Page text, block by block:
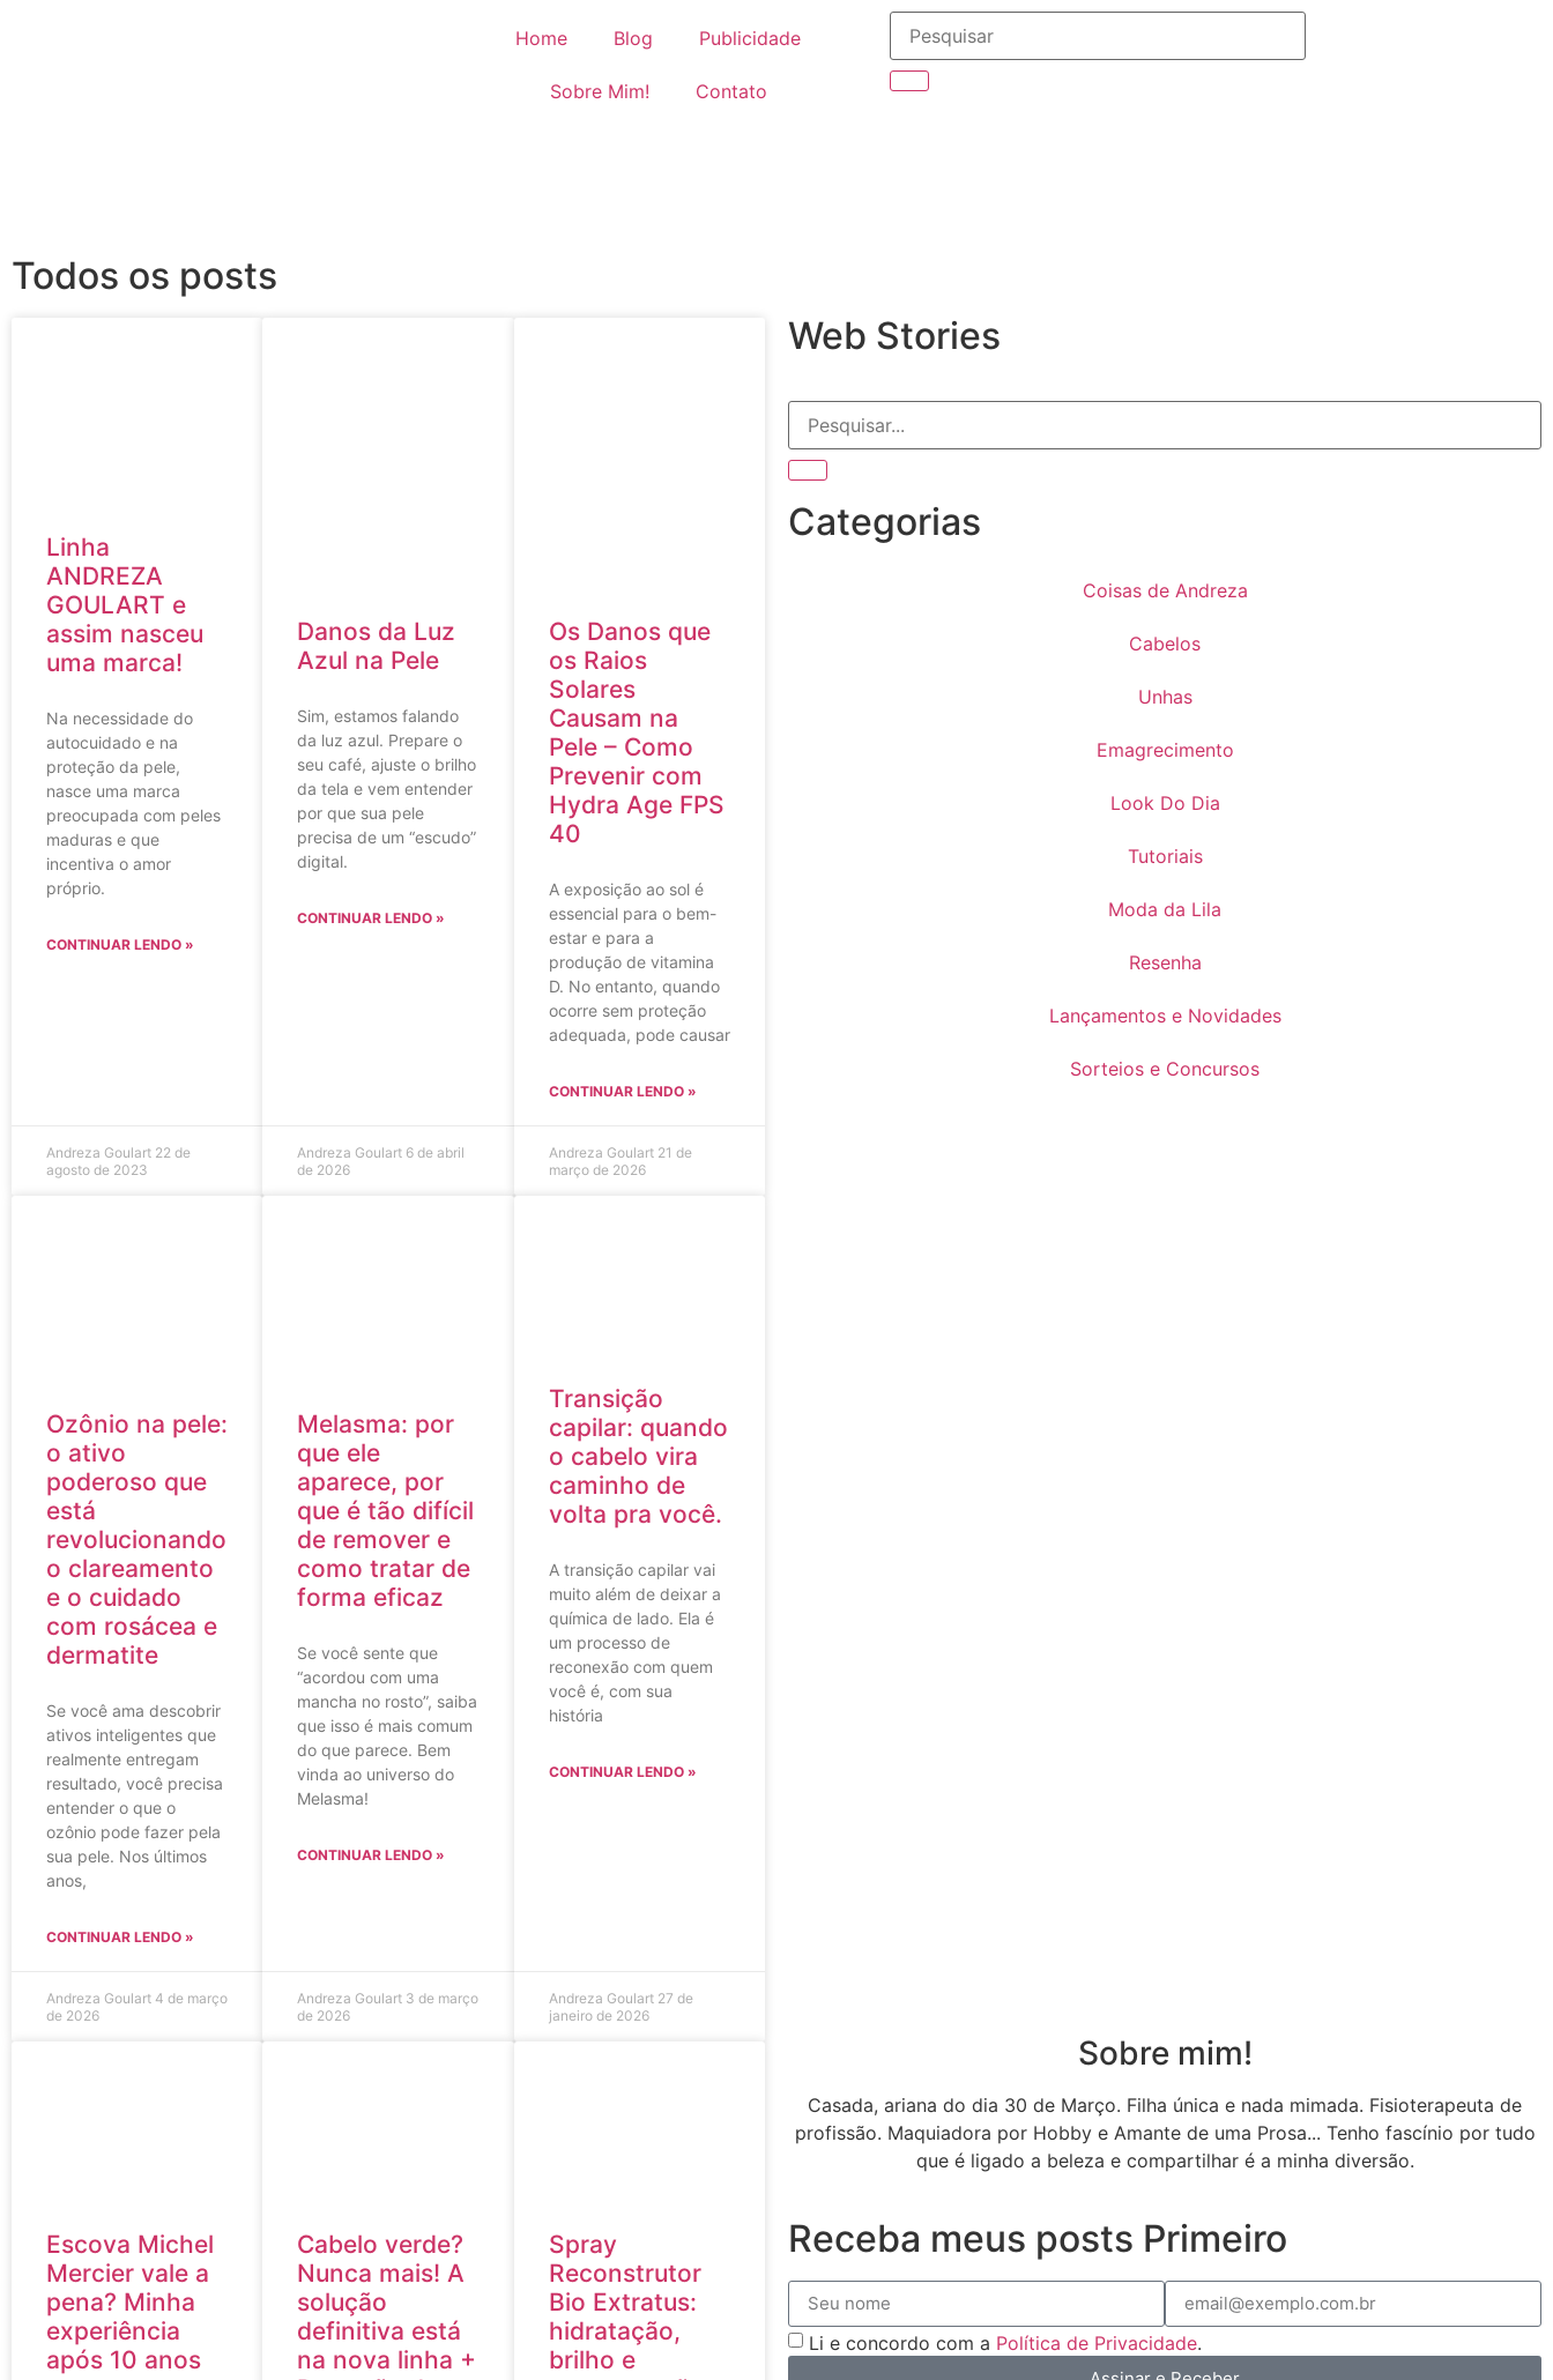
Home Blog Publicidade
Sobre Mim! Contato
Todos os posts
Linha
ANDREZA
GOULART e
assim nasceu
uma marca!
Na necessidade do
autocuidado e na
proteção da pele,
nasce uma marca
preocupada com peles
maduras e que
incentiva o amor
próprio.
CONTINUAR LENDO »
Andreza Goulart 22 de
agosto de 2023
Danos da Luz
Azul na Pele
Sim, estamos falando
da luz azul. Prepare o
seu café, ajuste o brilho
da tela e vem entender
por que sua pele
precisa de um “escudo”
digital.
CONTINUAR LENDO »
Andreza Goulart 6 de abril
de 2026
Os Danos que
os Raios
Solares
Causam na
Pele – Como
Prevenir com
Hydra Age FPS
40
A exposição ao sol é
essencial para o bem-
estar e para a
produção de vitamina
D. No entanto, quando
ocorre sem proteção
adequada, pode causar
CONTINUAR LENDO »
Andreza Goulart 21 de
março de 2026
Ozônio na pele:
o ativo
poderoso que
está
revolucionando
o clareamento
e o cuidado
com rosácea e
dermatite
Se você ama descobrir
ativos inteligentes que
realmente entregam
resultado, você precisa
entender o que o
ozônio pode fazer pela
sua pele. Nos últimos
anos,
CONTINUAR LENDO »
Andreza Goulart 4 de março
de 2026
Melasma: por
que ele
aparece, por
que é tão difícil
de remover e
como tratar de
forma eficaz
Se você sente que
“acordou com uma
mancha no rosto”, saiba
que isso é mais comum
do que parece. Bem
vinda ao universo do
Melasma!
CONTINUAR LENDO »
Andreza Goulart 3 de março
de 2026
Transição
capilar: quando
o cabelo vira
caminho de
volta pra você.
A transição capilar vai
muito além de deixar a
química de lado. Ela é
um processo de
reconexão com quem
você é, com sua
história
CONTINUAR LENDO »
Andreza Goulart 27 de
janeiro de 2026
Escova Michel
Mercier vale a
pena? Minha
experiência
após 10 anos
Cabelo verde?
Nunca mais! A
solução
definitiva está
na nova linha +
Spray
Reconstrutor
Bio Extratus:
hidratação,
brilho e
Web Stories
Categorias
Coisas de Andreza
Cabelos
Unhas
Emagrecimento
Look Do Dia
Tutoriais
Moda da Lila
Resenha
Lançamentos e Novidades
Sorteios e Concursos
Sobre mim!
Casada, ariana do dia 30 de Março. Filha única e nada mimada. Fisioterapeuta de
profissão. Maquiadora por Hobby e Amante de uma Prosa... Tenho fascínio por tudo
que é ligado a beleza e compartilhar é a minha diversão.
Receba meus posts Primeiro
Li e concordo com a Política de Privacidade.